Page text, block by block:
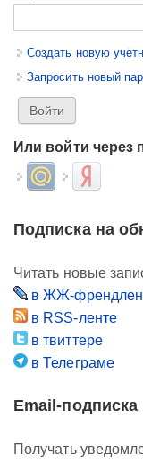
Создать новую
Запросить новый
Или войти через
Login with Mail.ru
Login with
Подписка на
Читать новые
в ЖЖ-
в RSS-ленте
в твиттере
в Телеграме
Email-подписка
Получать